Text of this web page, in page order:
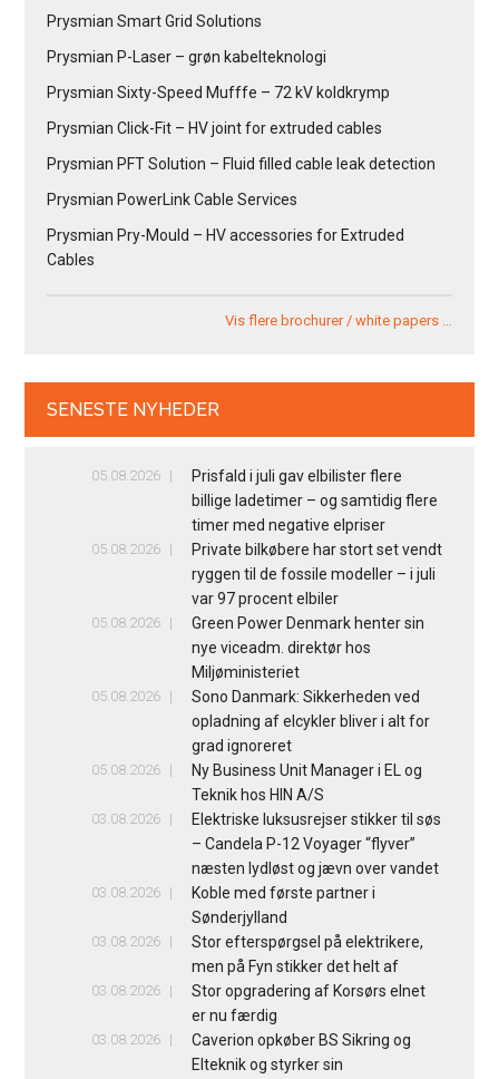
Prysmian Smart Grid Solutions
Prysmian P-Laser – grøn kabelteknologi
Prysmian Sixty-Speed Mufffe – 72 kV koldkrymp
Prysmian Click-Fit – HV joint for extruded cables
Prysmian PFT Solution – Fluid filled cable leak detection
Prysmian PowerLink Cable Services
Prysmian Pry-Mould – HV accessories for Extruded
Cables
Vis flere brochurer / white papers …
SENESTE NYHEDER
05.08.2026
Prisfald i juli gav elbilister flere
billige ladetimer – og samtidig flere
timer med negative elpriser
05.08.2026
Private bilkøbere har stort set vendt
ryggen til de fossile modeller – i juli
var 97 procent elbiler
05.08.2026
Green Power Denmark henter sin
nye viceadm. direktør hos
Miljøministeriet
05.08.2026
Sono Danmark: Sikkerheden ved
opladning af elcykler bliver i alt for
grad ignoreret
05.08.2026
Ny Business Unit Manager i EL og
Teknik hos HIN A/S
03.08.2026
Elektriske luksusrejser stikker til søs
– Candela P-12 Voyager “flyver”
næsten lydløst og jævn over vandet
03.08.2026
Koble med første partner i
Sønderjylland
03.08.2026
Stor efterspørgsel på elektrikere,
men på Fyn stikker det helt af
03.08.2026
Stor opgradering af Korsørs elnet
er nu færdig
03.08.2026
Caverion opkøber BS Sikring og
Elteknik og styrker sin